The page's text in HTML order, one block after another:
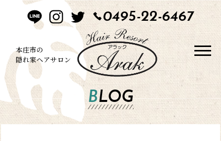
HOME
CONCEPT
STYLE
MENU
0495-22-6467
本庄市の
隠れ家ヘアサロン
BLOG